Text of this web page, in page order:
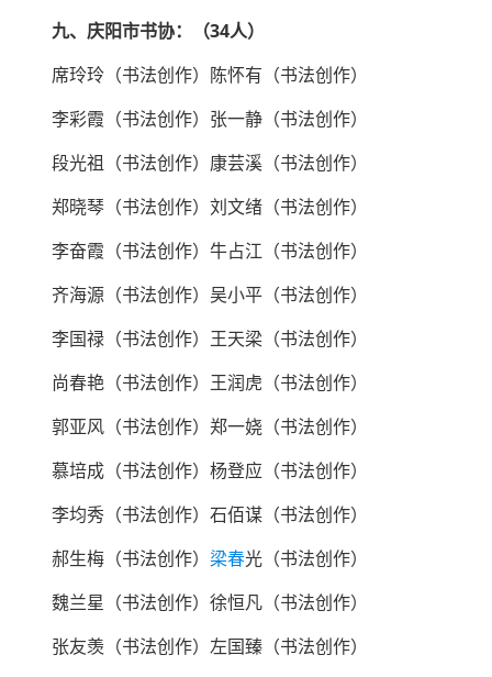
九、庆阳市书协：（34人）
席玲玲（书法创作）陈怀有（书法创作）
李彩霞（书法创作）张一静（书法创作）
段光祖（书法创作）康芸溪（书法创作）
郑晓琴（书法创作）刘文绪（书法创作）
李奋霞（书法创作）牛占江（书法创作）
齐海源（书法创作）吴小平（书法创作）
李国禄（书法创作）王天梁（书法创作）
尚春艳（书法创作）王润虎（书法创作）
郭亚风（书法创作）郑一娆（书法创作）
慕培成（书法创作）杨登应（书法创作）
李均秀（书法创作）石佰谋（书法创作）
郝生梅（书法创作） 梁春光（书法创作）
魏兰星（书法创作）徐恒凡（书法创作）
张友羡（书法创作）左国臻（书法创作）